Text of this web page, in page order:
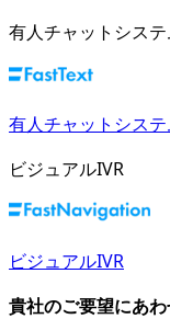
有人チャットシステ
有人チャットシステ
ビジュアルIVR
ビジュアルIVR
貴社のご要望にあ